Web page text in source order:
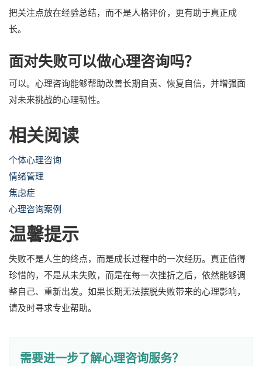
把关注点放在经验总结，而不是人格评价，更有助于真正成
长。
面对失败可以做心理咨询吗？
可以。心理咨询能够帮助改善长期自责、恢复自信，并增强面
对未来挑战的心理韧性。
相关阅读
个体心理咨询
情绪管理
焦虑症
心理咨询案例
温馨提示
失败不是人生的终点，而是成长过程中的一次经历。真正值得
珍惜的，不是从未失败，而是在每一次挫折之后，依然能够调
整自己、重新出发。如果长期无法摆脱失败带来的心理影响，
请及时寻求专业帮助。
需要进一步了解心理咨询服务？